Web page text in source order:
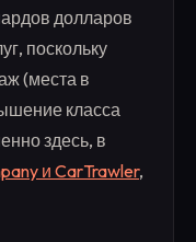
долларов
поскольку
(места в
класса
здесь, в
и CarTrawler,